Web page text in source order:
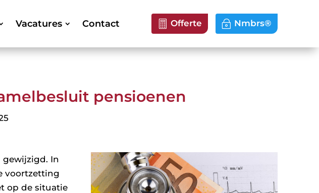
Vacatures Contact Offerte Nmbrs®
pensioenen
gewijzigd. In
voortzetting
op de situatie